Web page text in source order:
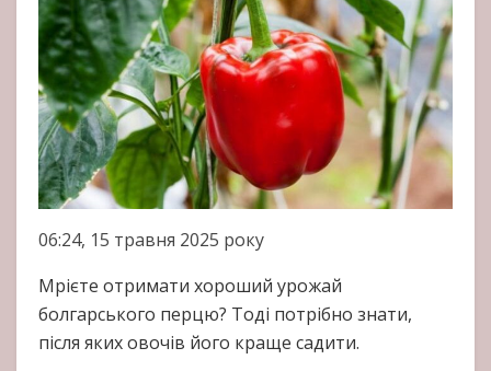
06:24, 15 травня 2025 року
Мрієте отримати хороший урожай
болгарського перцю? Тоді потрібно знати,
після яких овочів його краще садити.